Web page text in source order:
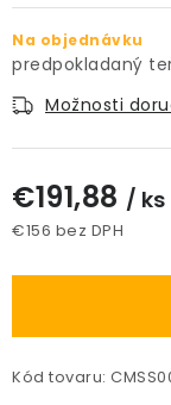
Spôsoby platby
Kontakt / Právne
Na objednávku
Možnosti
€191,88 / ks
€156 bez DPH
Kód tovaru: